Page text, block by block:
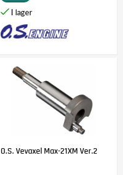
O.S. Vevaxel Max-21XM Ver.2